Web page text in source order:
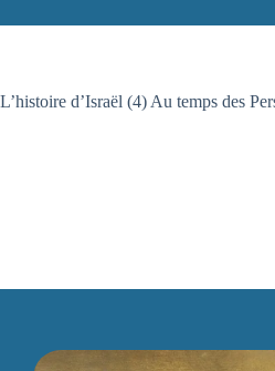
L’histoire d’Israël (4) Au temps des